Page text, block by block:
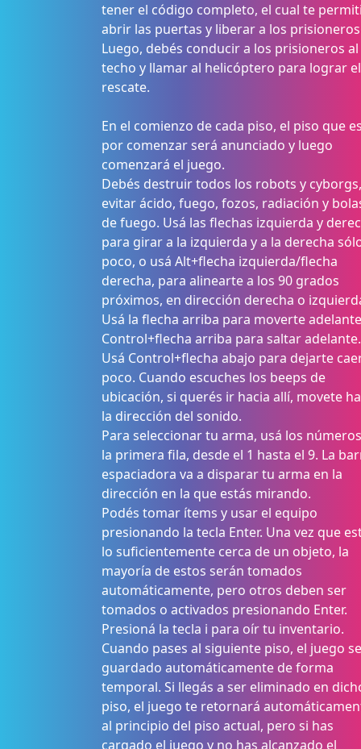
tener el código completo, el cual te
abrir las puertas y liberar a los
Luego, debés conducir a los prisioneros al
techo y llamar al helicóptero para lograr el
rescate.
En el comienzo de cada piso, el piso que
por comenzar será anunciado y luego
comenzará el juego.
Debés destruir todos los robots y
evitar ácido, fuego, fozos, radiación y
de fuego. Usá las flechas izquierda y
para girar a la izquierda y a la derecha
poco, o usá Alt+flecha izquierda/flecha
derecha, para alinearte a los 90 grados
próximos, en dirección derecha o
Usá la flecha arriba para moverte
Control+flecha arriba para saltar adelante.
Usá Control+flecha abajo para dejarte
poco. Cuando escuches los beeps de
ubicación, si querés ir hacia allí, movete
la dirección del sonido.
Para seleccionar tu arma, usá los
la primera fila, desde el 1 hasta el 9. La
espaciadora va a disparar tu arma en la
dirección en la que estás mirando.
Podés tomar ítems y usar el equipo
presionando la tecla Enter. Una vez que
lo suficientemente cerca de un objeto, la
mayoría de estos serán tomados
automáticamente, pero otros deben ser
tomados o activados presionando Enter.
Presioná la tecla i para oír tu inventario.
Cuando pases al siguiente piso, el juego
guardado automáticamente de forma
temporal. Si llegás a ser eliminado en
piso, el juego te retornará
al principio del piso actual, pero si has
cargado el juego y no has alcanzado el